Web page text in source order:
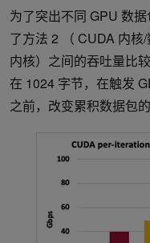
为了突出不同 GPU 数
了方法 2 （ CUDA 内核
内核）之间的吞吐量比
在 1024 字节，在触发
之前，改变累积数据包的